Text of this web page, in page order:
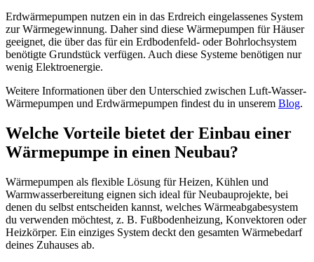
Erdwärmepumpen nutzen ein in das Erdreich eingelassenes System
zur Wärmegewinnung. Daher sind diese Wärmepumpen für Häuser
geeignet, die über das für ein Erdbodenfeld- oder Bohrlochsystem
benötigte Grundstück verfügen. Auch diese Systeme benötigen nur
wenig Elektroenergie.
Weitere Informationen über den Unterschied zwischen Luft-Wasser-
Wärmepumpen und Erdwärmepumpen findest du in unserem Blog.
Welche Vorteile bietet der Einbau einer
Wärmepumpe in einen Neubau?
Wärmepumpen als flexible Lösung für Heizen, Kühlen und
Warmwasserbereitung eignen sich ideal für Neubauprojekte, bei
denen du selbst entscheiden kannst, welches Wärmeabgabesystem
du verwenden möchtest, z. B. Fußbodenheizung, Konvektoren oder
Heizkörper. Ein einziges System deckt den gesamten Wärmebedarf
deines Zuhauses ab.